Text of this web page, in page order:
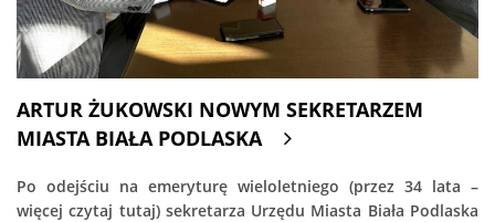
ARTUR ŻUKOWSKI NOWYM SEKRETARZEM
MIASTA BIAŁA PODLASKA
Po odejściu na emeryturę wieloletniego (przez 34 lata –
więcej czytaj tutaj) sekretarza Urzędu Miasta Biała Podlaska